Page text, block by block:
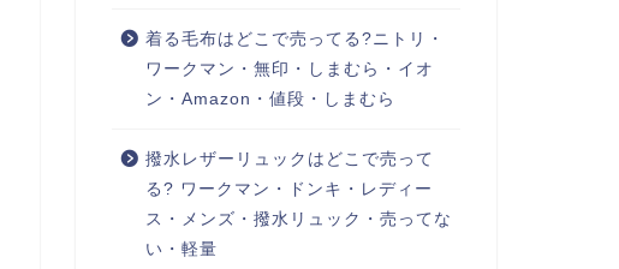
着る毛布はどこで売ってる?ニトリ・
ワークマン・無印・しまむら・イオ
ン・Amazon・値段・しまむら
撥水レザーリュックはどこで売って
る? ワークマン・ドンキ・レディー
ス・メンズ・撥水リュック・売ってな
い・軽量